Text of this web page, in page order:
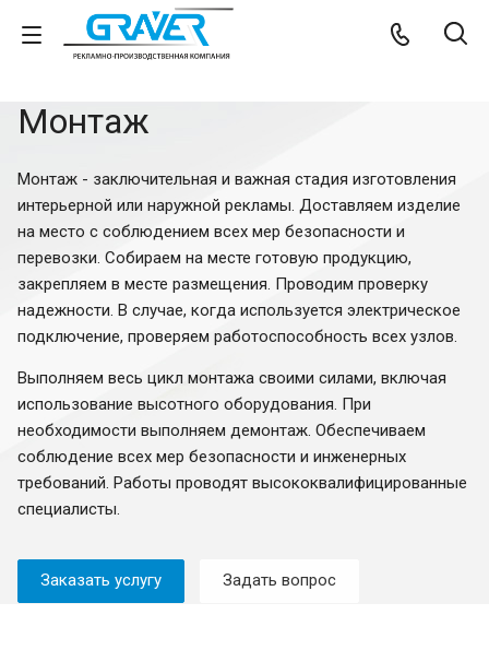
Монтаж
Монтаж - заключительная и важная стадия изготовления
интерьерной или наружной рекламы. Доставляем изделие
на место с соблюдением всех мер безопасности и
перевозки. Собираем на месте готовую продукцию,
закрепляем в месте размещения. Проводим проверку
надежности. В случае, когда используется электрическое
подключение, проверяем работоспособность всех узлов.
Выполняем весь цикл монтажа своими силами, включая
использование высотного оборудования. При
необходимости выполняем демонтаж. Обеспечиваем
соблюдение всех мер безопасности и инженерных
требований. Работы проводят высококвалифицированные
специалисты.
Заказать услугу Задать вопрос